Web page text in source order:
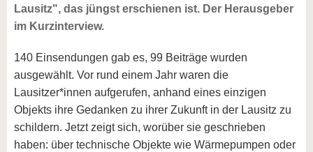
Lausitz", das jüngst erschienen ist. Der Herausgeber
im Kurzinterview.
140 Einsendungen gab es, 99 Beiträge wurden
ausgewählt. Vor rund einem Jahr waren die
Lausitzer*innen aufgerufen, anhand eines einzigen
Objekts ihre Gedanken zu ihrer Zukunft in der Lausitz zu
schildern. Jetzt zeigt sich, worüber sie geschrieben
haben: über technische Objekte wie Wärmepumpen oder